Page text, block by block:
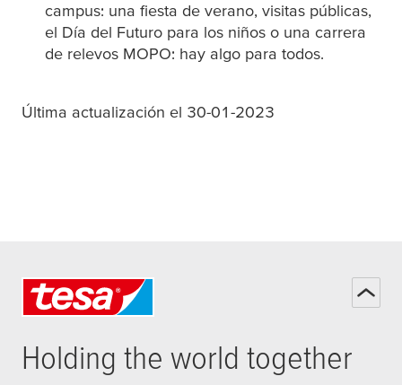
campus: una fiesta de verano, visitas públicas,
el Día del Futuro para los niños o una carrera
de relevos MOPO: hay algo para todos.
Última actualización el 30-01-2023
Holding the world together